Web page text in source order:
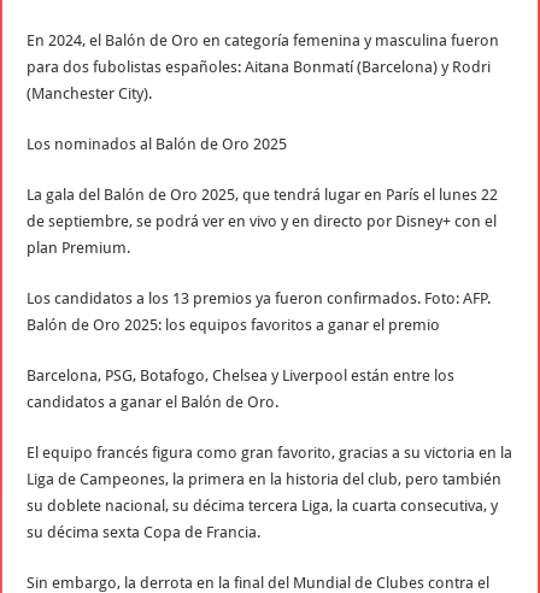
En 2024, el Balón de Oro en categoría femenina y masculina fueron
para dos fubolistas españoles: Aitana Bonmatí (Barcelona) y Rodri
(Manchester City).
Los nominados al Balón de Oro 2025
La gala del Balón de Oro 2025, que tendrá lugar en París el lunes 22
de septiembre, se podrá ver en vivo y en directo por Disney+ con el
plan Premium.
Los candidatos a los 13 premios ya fueron confirmados. Foto: AFP.
Balón de Oro 2025: los equipos favoritos a ganar el premio
Barcelona, PSG, Botafogo, Chelsea y Liverpool están entre los
candidatos a ganar el Balón de Oro.
El equipo francés figura como gran favorito, gracias a su victoria en la
Liga de Campeones, la primera en la historia del club, pero también
su doblete nacional, su décima tercera Liga, la cuarta consecutiva, y
su décima sexta Copa de Francia.
Sin embargo, la derrota en la final del Mundial de Clubes contra el